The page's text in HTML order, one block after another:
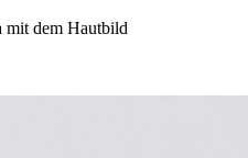
mit dem Hautbild